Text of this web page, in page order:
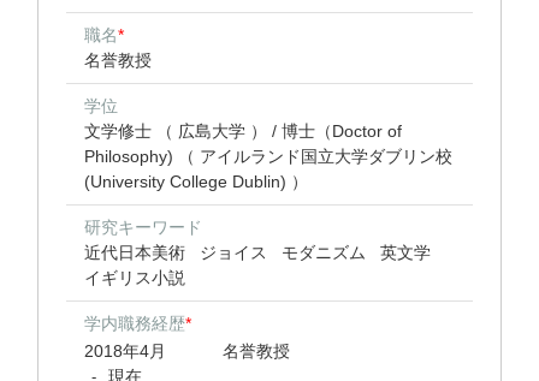
職名*
名誉教授
学位
文学修士 （ 広島大学 ） / 博士（Doctor of
Philosophy) （ アイルランド国立大学ダブリン校
(University College Dublin) ）
研究キーワード
近代日本美術
ジョイス モダニズム
英文学
イギリス小説
学内職務経歴*
2018年4月
- 現在
名誉教授